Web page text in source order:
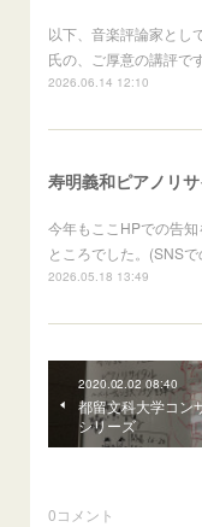
以下、音楽評論家とし
氏の、ご厚意の講評
2026.06.14 12:10
今年もここHPでの告
ところでした。(SNS
2026.05.18 13:49
2020.02.02 08:40
都留文科大学コン
シリーズ
0コメント